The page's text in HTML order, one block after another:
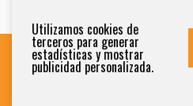
Utilizamos cookies de
terceros para generar
estadísticas y mostrar
publicidad personalizada.